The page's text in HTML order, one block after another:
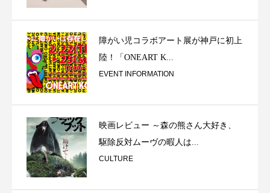
障がい児コラボアート展が神戸に初上
陸！「ONEART K...
EVENT INFORMATION
映画レビュー ～森の熊さん大好き、
駆除反対ムーヴの暇人は...
CULTURE